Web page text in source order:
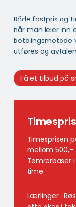
Både fastpris og
når man leier inn
betalingsmetode
utføres og
Få et tilbud på
Timesprisen
mellom 500,-
Tømrerbaser
time.
Lærlinger i